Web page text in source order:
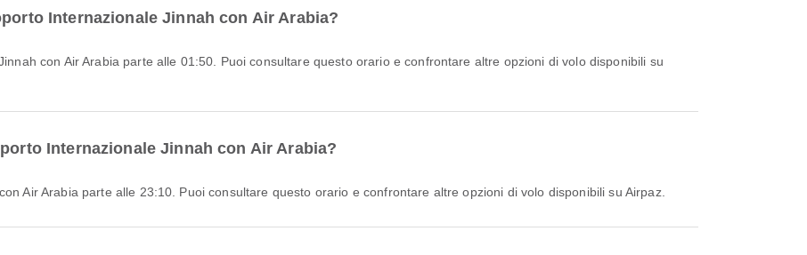
Internazionale Jinnah con Air Arabia?
Internazionale Jinnah con Air Arabia?
Air Arabia parte alle 23:10. Puoi consultare questo orario e confrontare altre opzioni di volo disponibili su Airpaz.